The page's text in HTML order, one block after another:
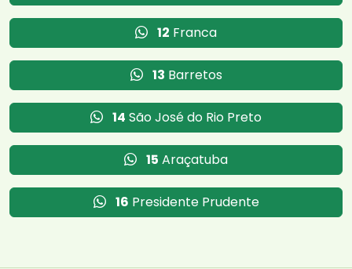
12 Franca
13 Barretos
14 São José do Rio Preto
15 Araçatuba
16 Presidente Prudente